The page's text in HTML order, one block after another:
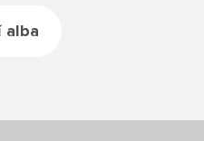
V bohaté
alba